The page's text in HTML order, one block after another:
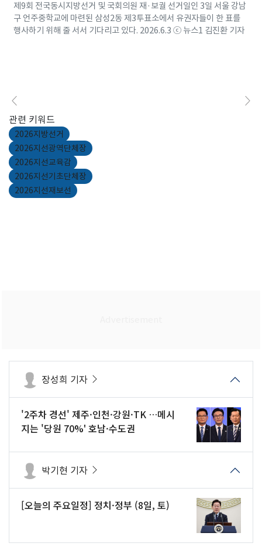
제9회 전국동시지방선거 및 국회의원 재·보궐 선거일인 3일 서울 강남
구 언주중학교에 마련된 삼성2동 제3투표소에서 유권자들이 한 표를
행사하기 위해 줄 서서 기다리고 있다. 2026.6.3 ⓒ 뉴스1 김진환 기자
관련 키워드
2026지방선거
2026지선광역단체장
2026지선교육감
2026지선기초단체장
2026지선재보선
장성희 기자
'2주차 경선' 제주·인천·강원·TK …메시
지는 '당원 70%' 호남·수도권
박기현 기자
[오늘의 주요일정] 정치·정부 (8일, 토)